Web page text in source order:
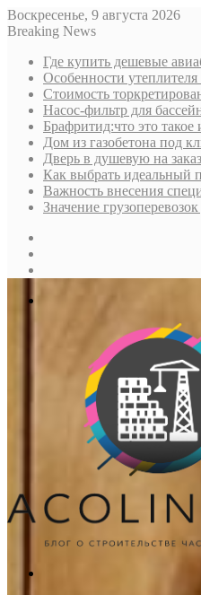
Воскресенье, 9 августа 2026
Breaking News
Где купить дешевые
Особенности
Стоимость
Насос-фильтр для
Брафритид:что это
Дом из газобетона под
Дверь в душевую на
Как выбрать идеальный
Важность внесения
Значение